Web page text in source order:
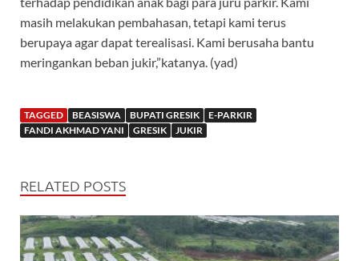
masih melakukan pembahasan, tetapi kami terus
berupaya agar dapat terealisasi. Kami berusaha bantu
meringankan beban jukir,”katanya. (yad)
TAGGED BEASISWA BUPATI GRESIK
E-PARKIR
FANDI AKHMAD YANI
GRESIK JUKIR
RELATED POSTS